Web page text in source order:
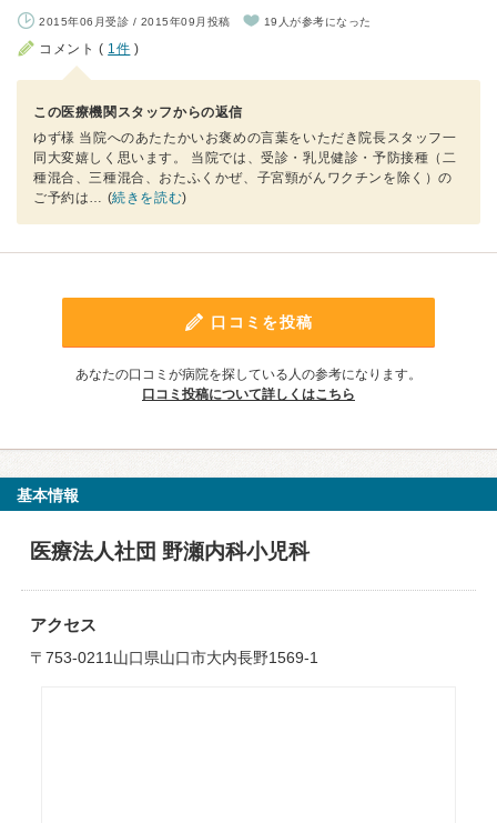
2015年06月受診 / 2015年09月投稿 19人が参考になった
コメント ( 1件 )
この医療機関スタッフからの返信
ゆず様 当院へのあたたかいお褒めの言葉をいただき院長スタッフ一
同大変嬉しく思います。 当院では、受診・乳児健診・予防接種（二
種混合、三種混合、おたふくかぜ、子宮頸がんワクチンを除く）の
ご予約は… (続きを読む)
口コミを投稿
あなたの口コミが病院を探している人の参考になります。
口コミ投稿について詳しくはこちら
基本情報
医療法人社団 野瀬内科小児科
アクセス
〒753-0211山口県山口市大内長野1569-1